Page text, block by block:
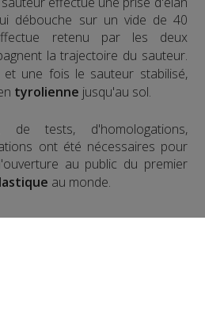
débouche sur un vide de 40
retenu par les deux
la trajectoire du sauteur.
une fois le sauteur stabilisé,
tyrolienne jusqu'au sol.
de tests, d'homologations,
ont été nécessaires pour
au public du premier
au monde.